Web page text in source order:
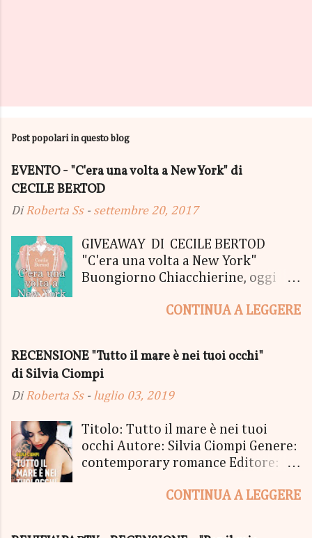
Post popolari in questo blog
EVENTO - "C'era una volta a New York" di
CECILE BERTOD
DiRoberta Ss - settembre 20, 2017
GIVEAWAY DI CECILE BERTOD
"C'era una volta a New York"
Buongiorno Chiacchierine, oggi
lanciamo il SUPER MEGA GIVEAWAY
05 Ottobre di "C'era una volta a
New York", edito Newton Compton.
Un Giveaway molto ricco per la
Premio, che si aggiudicherà tutto
in Un bel PACCO SORPRESA: - La
Copia Cartacea di "C'era una volta a
"tutto ma non il mio Tailleur" - una
CONTINUA A LEGGERE
RECENSIONE "Tutto il mare è nei tuoi occhi"
di Silvia Ciompi
DiRoberta Ss - luglio 03, 2019
Titolo: Tutto il mare è nei tuoi
occhi Autore: Silvia Ciompi Genere:
contemporary romance Editore:
Pubblicazione: 4 giugno Formato:
CONTINUA A LEGGERE